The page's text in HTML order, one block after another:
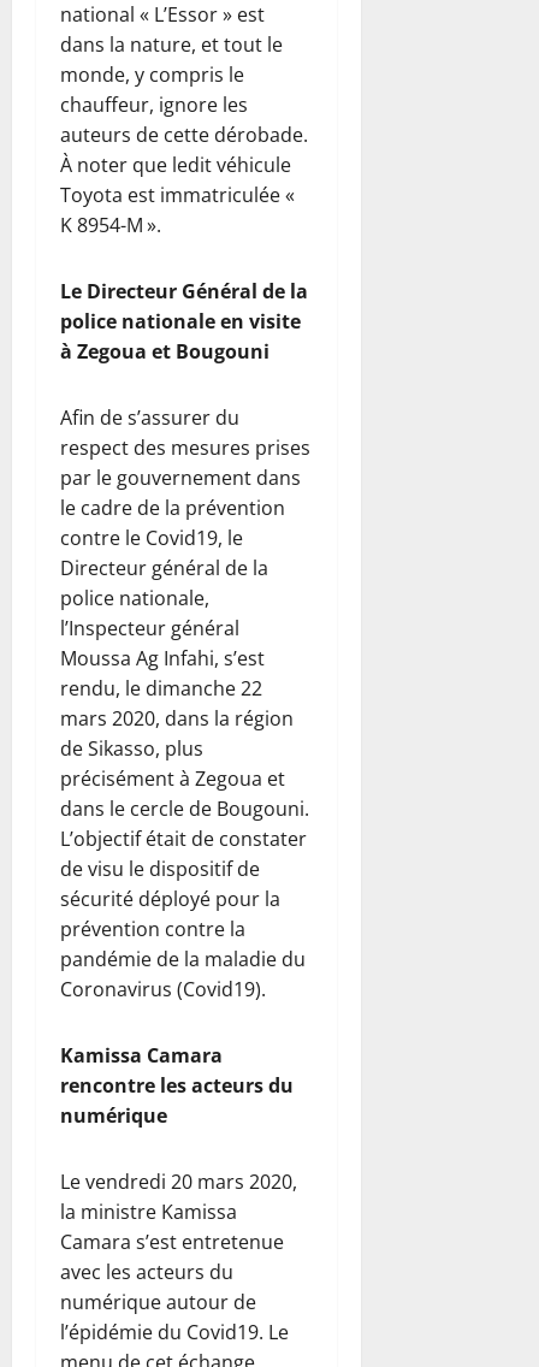
national « L’Essor » est
dans la nature, et tout le
monde, y compris le
chauffeur, ignore les
auteurs de cette dérobade.
À noter que ledit véhicule
Toyota est immatriculée «
K 8954-M ».
Le Directeur Général de la
police nationale en visite
à Zegoua et Bougouni
Afin de s’assurer du
respect des mesures prises
par le gouvernement dans
le cadre de la prévention
contre le Covid19, le
Directeur général de la
police nationale,
l’Inspecteur général
Moussa Ag Infahi, s’est
rendu, le dimanche 22
mars 2020, dans la région
de Sikasso, plus
précisément à Zegoua et
dans le cercle de Bougouni.
L’objectif était de constater
de visu le dispositif de
sécurité déployé pour la
prévention contre la
pandémie de la maladie du
Coronavirus (Covid19).
Kamissa Camara
rencontre les acteurs du
numérique
Le vendredi 20 mars 2020,
la ministre Kamissa
Camara s’est entretenue
avec les acteurs du
numérique autour de
l’épidémie du Covid19. Le